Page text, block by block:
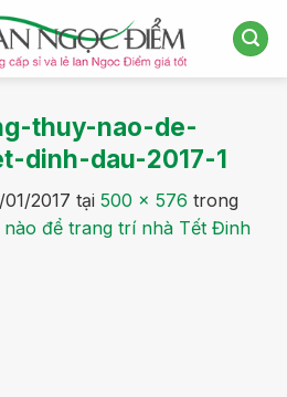
thuy-nao-de-
dinh-dau-2017-1
2017 tại 500 × 576 trong
để trang trí nhà Tết Đinh